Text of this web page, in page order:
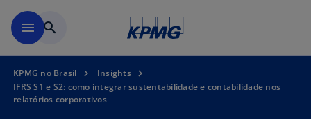
menu search
KPMG no Brasil
Insights
IFRS S1 e S2: como integrar sustentabilidade e contabilidade nos
relatórios corporativos